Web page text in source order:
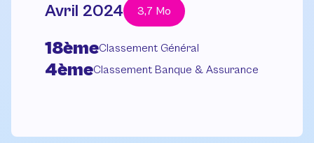
Avril 2024 3,7 Mo
18èmeClassement Général
4èmeClassement Banque & Assurance